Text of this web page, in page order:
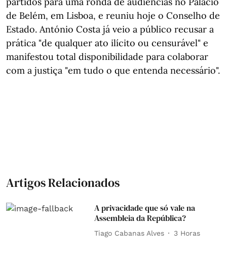
de Belém, em Lisboa, e reuniu hoje o Conselho de
Estado. António Costa já veio a público recusar a
prática "de qualquer ato ilícito ou censurável" e
manifestou total disponibilidade para colaborar
com a justiça "em tudo o que entenda necessário".
Artigos Relacionados
A privacidade que só vale na
Assembleia da República?
Tiago Cabanas Alves 3 Horas